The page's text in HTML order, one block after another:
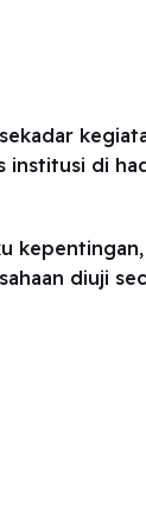
di
diuji